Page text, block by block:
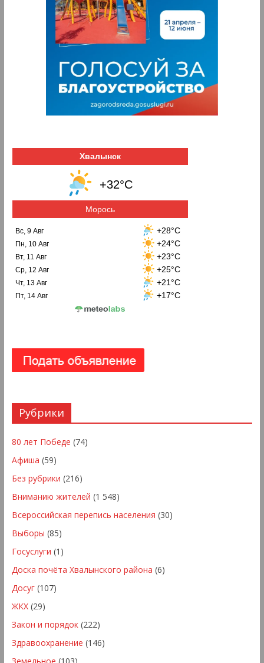
Хвалынск
+32°C
Морось
Вс, 9 Авг +28°C
Пн, 10 Авг +24°C
Вт, 11 Авг +23°C
Ср, 12 Авг +25°C
Чт, 13 Авг +21°C
Пт, 14 Авг +17°C
Рубрики
80 лет Победе (74)
Афиша (59)
Без рубрики (216)
Вниманию жителей (1 548)
Всероссийская перепись населения (30)
Выборы (85)
Госуслуги (1)
Доска почёта Хвалынского района (6)
Досуг(107)
ЖКХ(29)
Закон и порядок(222)
Здравоохранение (146)